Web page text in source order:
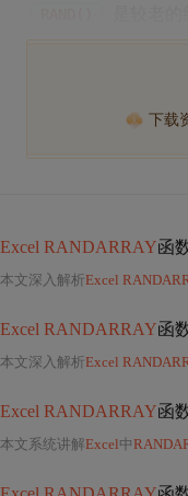
是较老
下载
Excel RANDARRAY函
本文深入解析Excel
Excel RANDARRAY函
本文深入解析Excel
Excel RANDARRAY函
本文系统讲解Excel中